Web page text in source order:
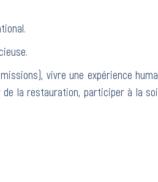
vivre une expérience
la restauration, participer à la